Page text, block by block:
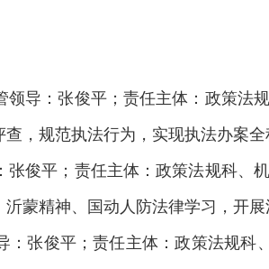
领导：张俊平；责任主体：政策法
，规范执法行为，实现执法办案全
俊平；责任主体：政策法规科、
蒙精神、国动人防法律学习，开
张俊平；责任主体：政策法规科